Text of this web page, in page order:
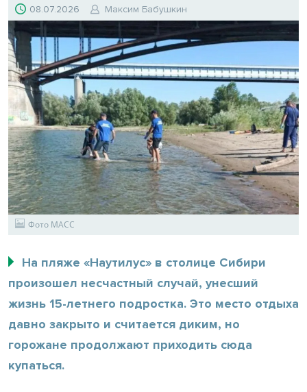
08.07.2026 Максим Бабушкин
Фото МАСС
На пляже «Наутилус» в столице Сибири
произошел несчастный случай, унесший
жизнь 15-летнего подростка. Это место отдыха
давно закрыто и считается диким, но
горожане продолжают приходить сюда
купаться.